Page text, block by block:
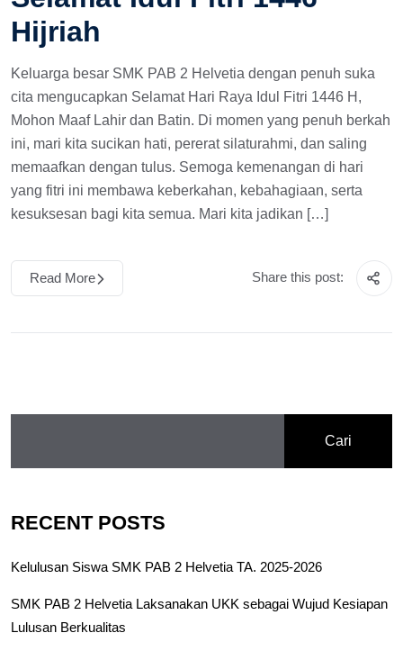
Hijriah
Keluarga besar SMK PAB 2 Helvetia dengan penuh suka
cita mengucapkan Selamat Hari Raya Idul Fitri 1446 H,
Mohon Maaf Lahir dan Batin. Di momen yang penuh berkah
ini, mari kita sucikan hati, pererat silaturahmi, dan saling
memaafkan dengan tulus. Semoga kemenangan di hari
yang fitri ini membawa keberkahan, kebahagiaan, serta
kesuksesan bagi kita semua. Mari kita jadikan […]
Read More Share this post:
Cari
RECENT POSTS
Kelulusan Siswa SMK PAB 2 Helvetia TA. 2025-2026
SMK PAB 2 Helvetia Laksanakan UKK sebagai Wujud Kesiapan
Lulusan Berkualitas